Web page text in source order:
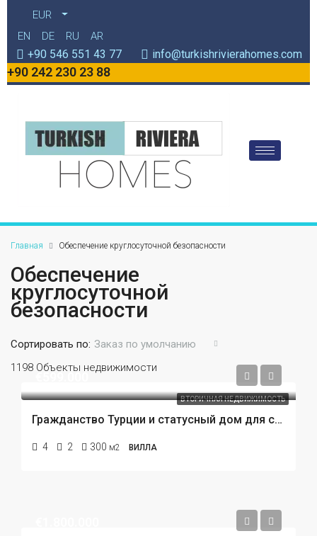
EUR
EN
DE RU AR
+90 546 551 43 77 info@turkishrivierahomes.com
+90 242 230 23 88
Главная Обеспечение круглосуточной безопасности
Обеспечение
круглосуточной
безопасности
1198 Объекты недвижимости
Сортировать по: Заказ по умолчанию
ВТОРИЧНАЯ НЕДВИЖИМОСТЬ
Гражданство Турции и статусный дом для семьи всего в 800 метрах от пляжа. Редкое предложение.
4 2 300 м2 ВИЛЛА